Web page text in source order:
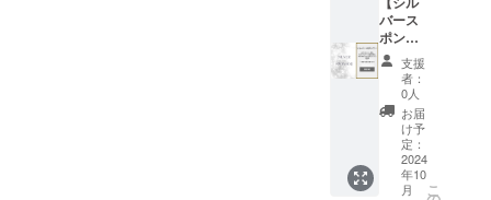
麹） ・
添加
物：pH
調整
剤、酸
化防止
剤
（V.C）
、香
料、着
色料
数はあ
くまで
目安で
す。
ム）を
掲載し
ます。
・掲載
期間：
2024年
11月1
日〜
2029年
9月30日
までの5
バース
ポン
サー】
HPスポ
ンサー
欄&サウ
ナエリ
ア内
ウッド
デッキ
への記
支援
者：
0人
お届
け予
定：
2024
年10
月
こ